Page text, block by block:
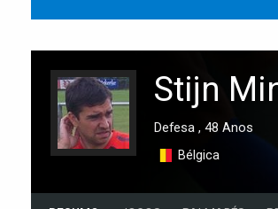
Stijn
Defesa , 48 Anos
Bélgica